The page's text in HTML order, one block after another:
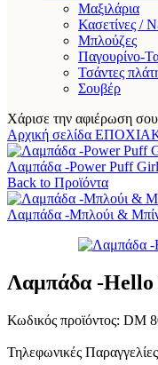
Μαξιλάρια
Κασετίνες /
Μπλούζες
Παγουρίνο-
Τσάντες
Σουβέρ
Χάρισε την αφιέρωση
Αρχική σελίδα
Λαμπάδα -Power Puff
Back to Προϊόντα
Λαμπάδα -Μπλούι &
Λαμπάδα -
Κωδικός προϊόντος: DM
Τηλεφωνικές Παραγγελίες